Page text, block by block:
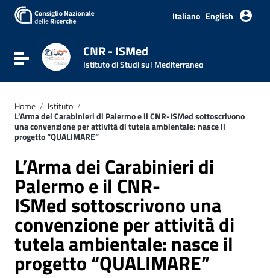
Vai ai contenuti
Vai al menu di navigazione
Vai al footer
Italiano English
Attiva / disattiva la navigazione
CNR - ISMed
Istituto di Studi sul Mediterraneo
Home / Istituto /
L’Arma dei Carabinieri di Palermo e il CNR-ISMed sottoscrivono
una convenzione per attività di tutela ambientale: nasce il
progetto “QUALIMARE”
L’Arma dei Carabinieri di
Palermo e il CNR-
ISMed sottoscrivono una
convenzione per attività di
tutela ambientale: nasce il
progetto “QUALIMARE”